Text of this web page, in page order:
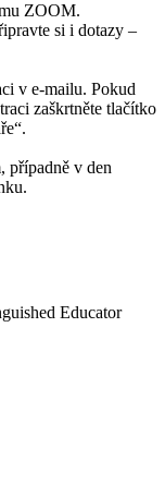
ZOOM.
si i dotazy –
v e-mailu. Pokud
zaškrtněte tlačítko
případně v den
Educator